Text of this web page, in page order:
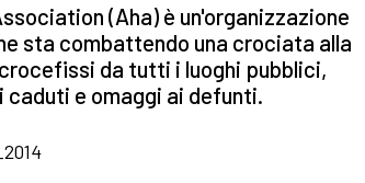
(Aha) è un'organizzazione
sta combattendo una crociata alla
da tutti i luoghi pubblici,
caduti e omaggi ai defunti.